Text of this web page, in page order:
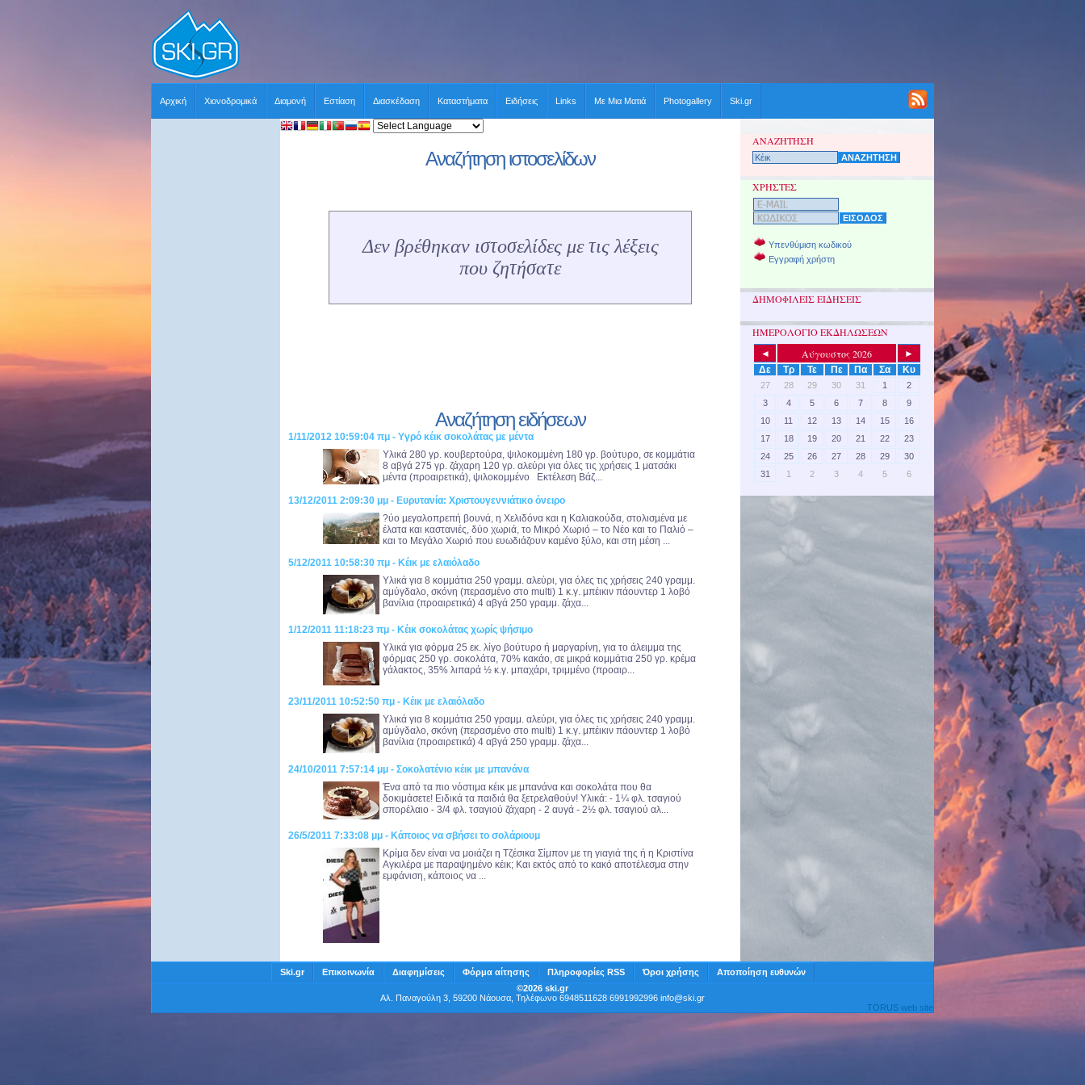
Αρχική Χιονοδρομικά Διαμονή Εστίαση Διασκέδαση Καταστήματα Ειδήσεις Links Με Μια Ματιά Photogallery Ski.gr
Αναζήτηση ιστοσελίδων
Δεν βρέθηκαν ιστοσελίδες με τις λέξεις
που ζητήσατε
Αναζήτηση ειδήσεων
1/11/2012 10:59:04 πμ - Υγρό κέικ σοκολάτας με μέντα
Υλικά 280 γρ. κουβερτούρα, ψιλοκομμένη 180 γρ. βούτυρο, σε κομμάτια
8 αβγά 275 γρ. ζάχαρη 120 γρ. αλεύρι για όλες τις χρήσεις 1 ματσάκι
μέντα (προαιρετικά), ψιλοκομμένο Εκτέλεση Βάζ...
13/12/2011 2:09:30 μμ - Ευρυτανία: Χριστουγεννιάτικο όνειρο
?ύο µεγαλοπρεπή βουνά, η Χελιδόνα και η Καλιακούδα, στολισµένα µε
έλατα και καστανιές, δύο χωριά, το Μικρό Χωριό – το Νέο και το Παλιό –
και το Μεγάλο Χωριό που ευωδιάζουν καµένο ξύλο, και στη µέση ...
5/12/2011 10:58:30 πμ - Κέικ με ελαιόλαδο
Υλικά για 8 κομμάτια 250 γραμμ. αλεύρι, για όλες τις χρήσεις 240 γραμμ.
αμύγδαλο, σκόνη (περασμένο στο multi) 1 κ.γ. μπέικιν πάουντερ 1 λοβό
βανίλια (προαιρετικά) 4 αβγά 250 γραμμ. ζάχα...
1/12/2011 11:18:23 πμ - Κέικ σοκολάτας χωρίς ψήσιμο
Υλικά για φόρμα 25 εκ. λίγο βούτυρο ή μαργαρίνη, για το άλειμμα της
φόρμας 250 γρ. σοκολάτα, 70% κακάο, σε μικρά κομμάτια 250 γρ. κρέμα
γάλακτος, 35% λιπαρά ½ κ.γ. μπαχάρι, τριμμένο (προαιρ...
23/11/2011 10:52:50 πμ - Κέικ με ελαιόλαδο
Υλικά για 8 κομμάτια 250 γραμμ. αλεύρι, για όλες τις χρήσεις 240 γραμμ.
αμύγδαλο, σκόνη (περασμένο στο multi) 1 κ.γ. μπέικιν πάουντερ 1 λοβό
βανίλια (προαιρετικά) 4 αβγά 250 γραμμ. ζάχα...
24/10/2011 7:57:14 μμ - Σοκολατένιο κέικ με μπανάνα
Ένα από τα πιο νόστιμα κέικ με μπανάνα και σοκολάτα που θα
δοκιμάσετε! Ειδικά τα παιδιά θα ξετρελαθούν! Υλικά: - 1¼ φλ. τσαγιού
σπορέλαιο - 3/4 φλ. τσαγιού ζάχαρη - 2 αυγά - 2½ φλ. τσαγιού αλ...
26/5/2011 7:33:08 μμ - Κάποιος να σβήσει το σολάριουμ
Κρίμα δεν είναι να μοιάζει η Τζέσικα Σίμπον με τη γιαγιά της ή η Κριστίνα
Αγκιλέρα με παραψημένο κέικ; Και εκτός από το κακό αποτέλεσμα στην
εμφάνιση, κάποιος να ...
ΑΝΑΖΗΤΗΣΗ
ΧΡΗΣΤΕΣ
Υπενθύμιση κωδικού
Εγγραφή χρήστη
ΔΗΜΟΦΙΛΕΙΣ ΕΙΔΗΣΕΙΣ
ΗΜΕΡΟΛΟΓΙΟ ΕΚΔΗΛΩΣΕΩΝ
◄ Αύγουστος 2026
►
Δε
Τρ Τε Πε Πα Σα Κυ
27 28 29 30 31 1
2
3
4 5 6 7 8
9
10
11 12 13 14 15
16
17
18 19 20 21 22
23
24
25 26 27 28 29
30
31
1 2 3 4 5 6
Ski.gr Επικοινωνία Διαφημίσεις Φόρμα αίτησης Πληροφορίες RSS Όροι χρήσης
Αποποίηση ευθυνών
©2026 ski.gr
Αλ. Παναγούλη 3, 59200 Νάουσα, Τηλέφωνο 6948511628 6991992996 info@ski.gr
TORUS web site